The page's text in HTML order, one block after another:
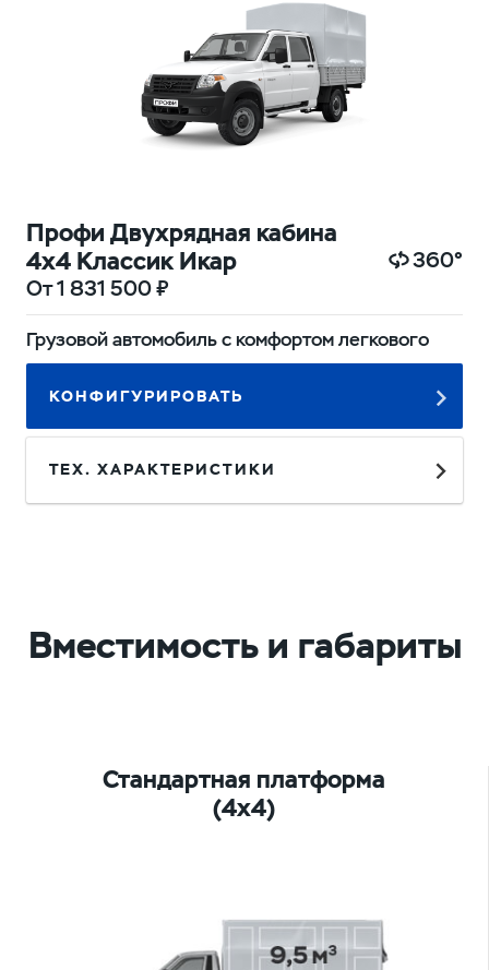
Профи Двухрядная кабина
4х4 Классик Икар
От 1 831 500 ₽
360°
Грузовой автомобиль с комфортом легкового
КОНФИГУРИРОВАТЬ
ТЕХ. ХАРАКТЕРИСТИКИ
Вместимость и габариты
Стандартная платформа
(4х4)